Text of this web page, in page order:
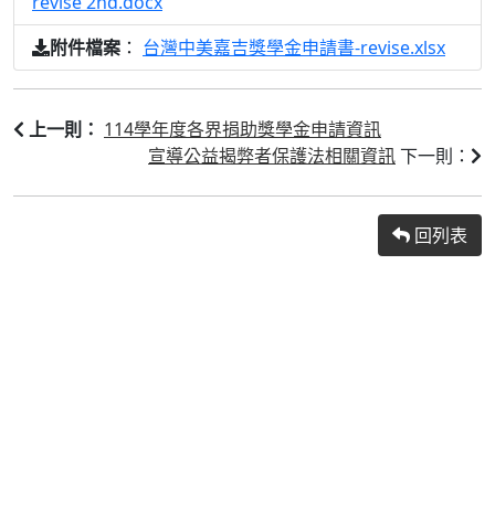
附件檔案 ： 台灣中美嘉吉獎學金申請書-revise.xlsx
上一則：
114學年度各界捐助獎學金申請資訊
宣導公益揭弊者保護法相關資訊下一則：
回列表